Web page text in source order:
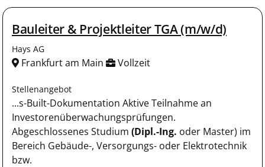
Bauleiter & Projektleiter TGA (m/w/d)
Hays AG
Frankfurt am Main Vollzeit
Stellenangebot
...s-Built-Dokumentation Aktive Teilnahme an
Investorenüberwachungsprüfungen.
Abgeschlossenes Studium (Dipl.-Ing. oder Master) im
Bereich Gebäude-, Versorgungs- oder Elektrotechnik
bzw.